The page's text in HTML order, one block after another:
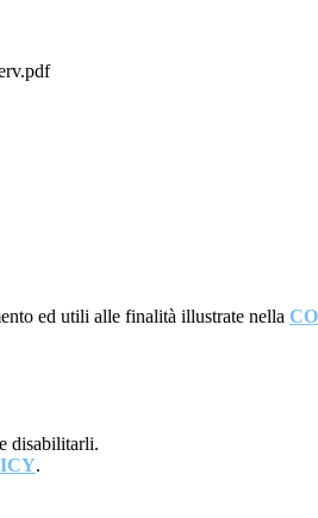
ed utili alle finalità illustrate nella
disabilitarli.
.